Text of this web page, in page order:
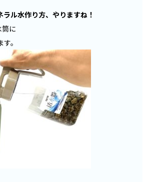
ル水作り方、やりますね！
に
。